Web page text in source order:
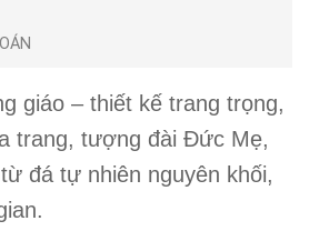
giáo – thiết kế trang trọng,
trang, tượng đài Đức Mẹ,
đá tự nhiên nguyên khối,